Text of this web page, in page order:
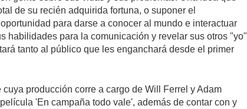
de su recién adquirida fortuna, o suponer el
para darse a conocer al mundo e interactuar
habilidades para la comunicación y revelar sus otros "yo"
tanto al público que les enganchará desde el primer
producción corre a cargo de Will Ferrel y Adam
'En campaña todo vale', además de contar con y